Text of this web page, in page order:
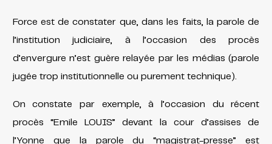
Force est de constater que, dans les faits, la parole de
l’institution judiciaire, à l’occasion des procès
d’envergure n’est guère relayée par les médias (parole
jugée trop institutionnelle ou purement technique).
On constate par exemple, à l’occasion du récent
procès “Emile LOUIS” devant la cour d’assises de
l’Yonne que la parole du “magistrat-presse” est